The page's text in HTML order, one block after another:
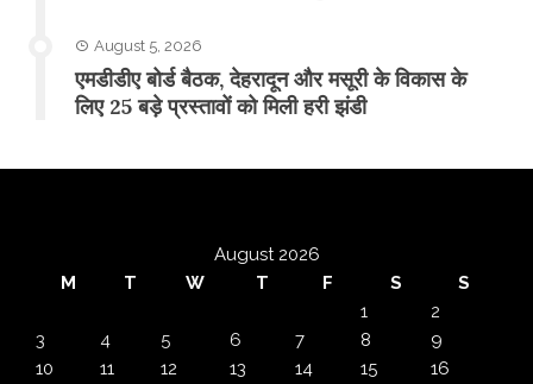
August 5, 2026
एमडीडीए बोर्ड बैठक, देहरादून और मसूरी के विकास के
लिए 25 बड़े प्रस्तावों को मिली हरी झंडी
August 2026
M
T W T F S
S
1
2
3
4 5 6 7 8
9
10
11 12 13 14 15
16